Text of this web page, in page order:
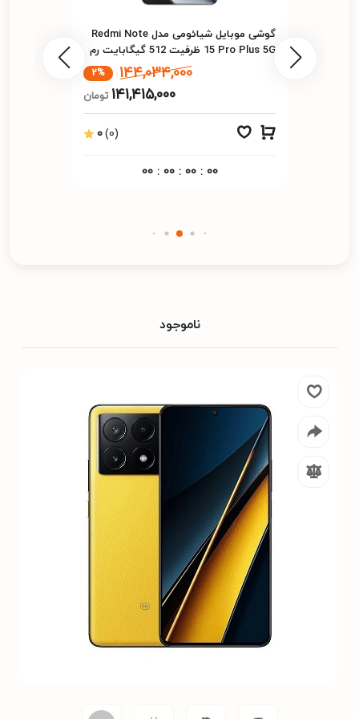
گوشی موبايل شیائومی مدل Redmi Note
15 Pro Plus 5G ظرفیت 512 گیگابایت رم
144,034,000
2%
141,415,000 تومان
0(0)
00 : 00 : 00 : 00
ناموجود